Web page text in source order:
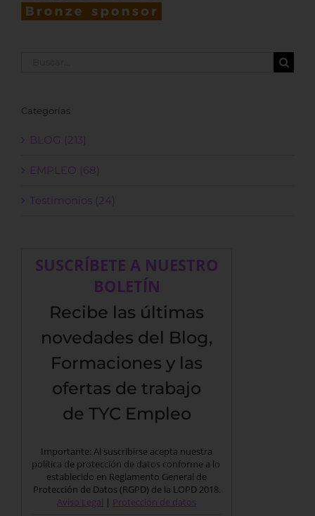
Categorías
BLOG (213)
EMPLEO (68)
Testimonios (24)
SUSCRÍBETE A NUESTRO
BOLETÍN
Recibe las últimas
novedades del Blog,
Formaciones y las
ofertas de trabajo
de TYC Empleo
Importante: Al suscribirse acepta nuestra
política de protección de datos conforme a lo
establecido en Reglamento General de
Protección de Datos (RGPD) de la LOPD 2018.
Aviso Legal | Protección de datos